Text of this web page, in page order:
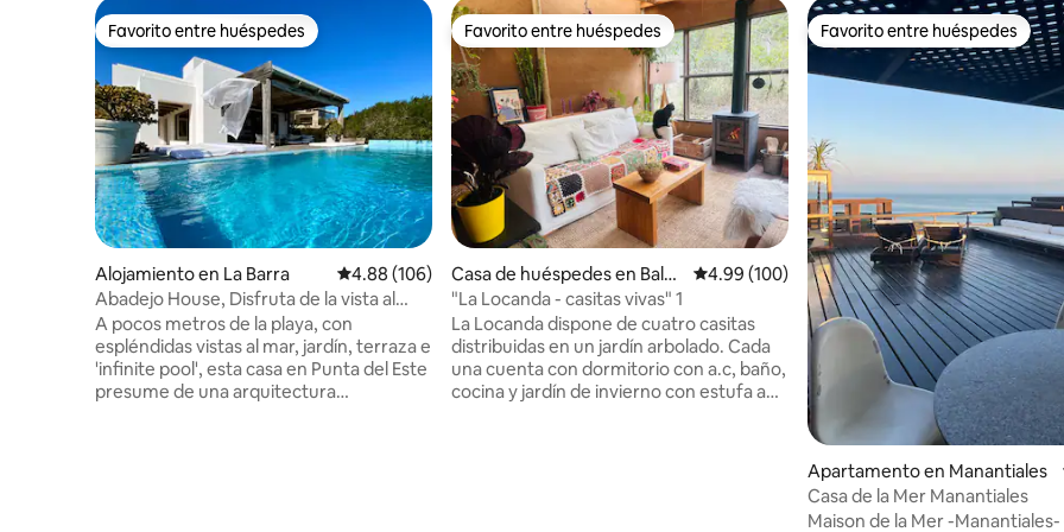
Favorito entre huéspedes
Favorito entre huéspedes
Alojamiento en La Barra Calificación promedio: 4.88 de 5, 106 reseñas
4.88 (106)
Abadejo House, Disfruta de la vista al
mar, con piscina
A pocos metros de la playa, con
espléndidas vistas al mar, jardín, terraza e
'infinite pool', esta casa en Punta del Este
presume de una arquitectura
Favorito entre huéspedes
Favorito entre huéspedes
Casa de huéspedes en Baln
eario Buenos Aires
Calificación promedio: 4.99 de 5, 100 reseñas
4.99 (100)
"La Locanda - casitas vivas" 1
La Locanda dispone de cuatro casitas
distribuidas en un jardín arbolado. Cada
una cuenta con dormitorio con a.c, baño,
cocina y jardín de invierno con estufa a
Favorito entre huéspedes
Favorito entre huéspedes
Apartamento en Manantiales
Casa de la Mer Manantiales
Maison de la Mer -Manantiales-